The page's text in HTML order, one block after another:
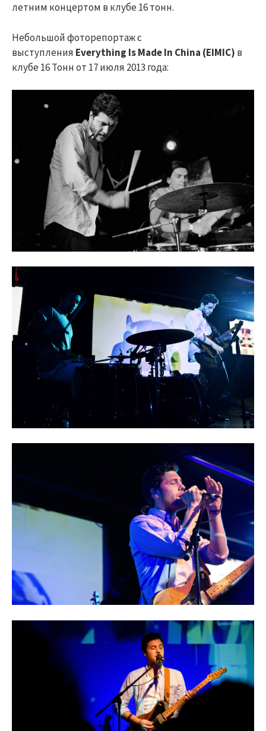
летним концертом в клубе 16 тонн.
Небольшой фоторепортаж с
выступления Everything Is Made In China (EIMIC) в
клубе 16 Тонн от 17 июля 2013 года: